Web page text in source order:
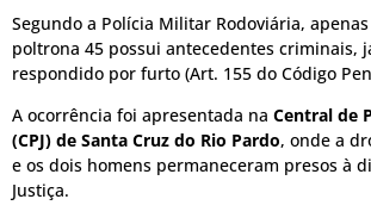
Segundo a Polícia Militar Rodoviária,
poltrona 45 possui antecedentes criminais,
respondido por furto (Art. 155 do Código
A ocorrência foi apresentada na Central de
(CPJ) de Santa Cruz do Rio Pardo, onde a
e os dois homens permaneceram presos à
Justiça.